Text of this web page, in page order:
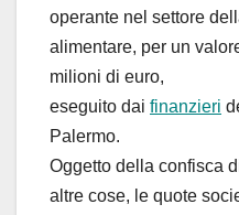
operante nel settore
alimentare, per un
milioni di euro,
eseguito dai finanzieri
Palermo.
Oggetto della confisca
altre cose, le quote